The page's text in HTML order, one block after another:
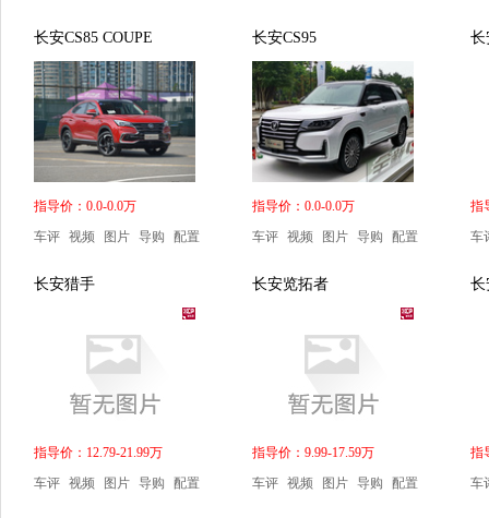
长安CS85 COUPE
指导价：0.0-0.0万
车评 视频 图片 导购 配置
长安CS95
指导价：0.0-0.0万
车评 视频 图片 导购 配置
长
指
车
长安猎手
指导价：12.79-21.99万
车评 视频 图片 导购 配置
长安览拓者
指导价：9.99-17.59万
车评 视频 图片 导购 配置
长
指
车